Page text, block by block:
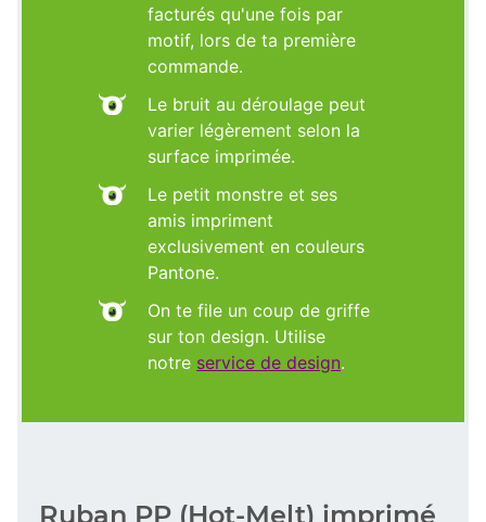
facturés qu'une fois par
motif, lors de ta première
commande.
Le bruit au déroulage peut
varier légèrement selon la
surface imprimée.
Le petit monstre et ses
amis impriment
exclusivement en couleurs
Pantone.
On te file un coup de griffe
sur ton design. Utilise
notre service de design.
Ruban PP (Hot-Melt) imprimé